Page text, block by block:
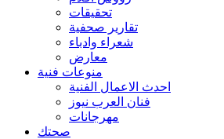
تحقيقات
تقارير صحفية
شعراء وادباء
معارض
منوعات فنية
احدث الاعمال الفنية
فنان العرب نيوز
مهرجانات
صحتك